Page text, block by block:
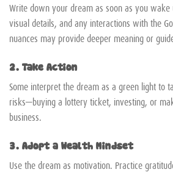
Write down your dream as soon as you wake
visual details, and any interactions with the
nuances may provide deeper meaning or
2. Take Action
Some interpret the dream as a green light to
risks—buying a lottery ticket, investing, or
business.
3. Adopt a Wealth Mindset
Use the dream as motivation. Practice